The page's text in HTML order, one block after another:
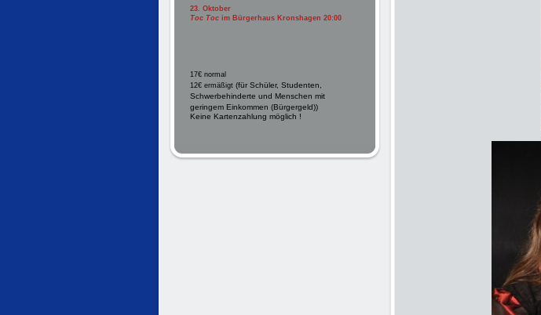
23. Oktober
Toc Toc im Bürgerhaus Kronshagen 20:00
17€ normal
12€ ermäßigt (für Schüler, Studenten,
Schwerbehinderte und Menschen mit
geringem Einkommen (Bürgergeld))
Keine Kartenzahlung möglich !